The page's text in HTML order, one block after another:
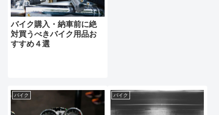
バイク購入・納車前に絶
対買うべきバイク用品お
すすめ４選
バイク バイク